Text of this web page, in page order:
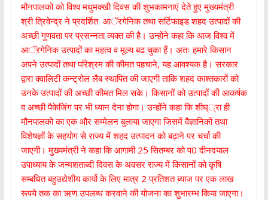
मौनपालको को विश्व मधुमक्खी दिवस की शुभकामनाएं देते हुए मुख्यमंत्री
श्री त्रिवेन्द्र ने प्रदर्शित आॅरगेनिक तथा सर्टिफाइड शहद उत्पादों की
अच्छी गुणवता पर प्रसन्नता व्यक्त की है। उन्होंने कहा कि आज विश्व में
आॅरगेनिक उत्पादों का महत्व व मूल्य बढ चुका हैं। अतः हमारे किसान
अपने उत्पादों तथा परिश्रम की कीमत पहचाने, यह आवश्यक है। सरकार
द्वारा क्वालिटी कन्ट्रोल लैब स्थापित की जाएगी ताकि शहद काश्तकारों को
उनके उत्पादों की अच्छी कीमत मिल सके। किसानों को उत्पादों की आकर्षक
व अच्छी पैकेजिंग पर भी ध्यान देना होगा। उन्होंने कहा कि शीघ््रा ही
मौनपालको का एक और सम्मेलन बुलाया जाएगा जिसमें वैज्ञानिकों तथा
विशेषज्ञों के सहयोग से राज्य में शहद उत्पादन को बढ़ाने पर चर्चा की
जाएगी। मुख्यमंत्री ने कहा कि आगामी 25 सितम्बर को प0 दीनदयाल
उपाध्याय के जन्मशताब्दी दिवस के अवसर राज्य में किसानों को कृषि
सम्बधित बहुउद्येशीय कार्यो के लिए मात्र 2 प्रतिशत ब्याज पर एक लाख
रूपये तक का ऋण उपलब्ध करवाने की योजना का शुभारम्भ किया जाएगा।